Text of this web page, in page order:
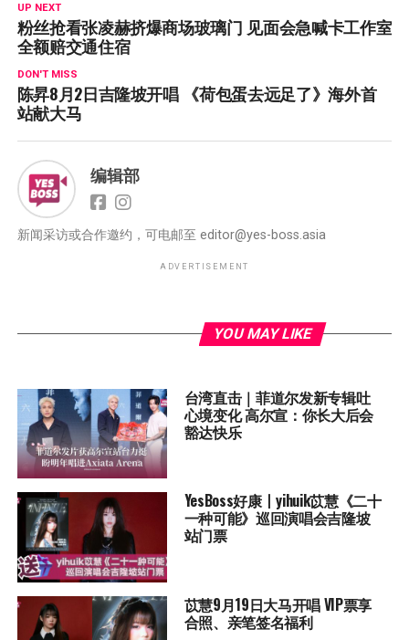
UP NEXT
粉丝抢看张凌赫挤爆商场玻璃门 见面会急喊卡工作室
全额赔交通住宿
DON'T MISS
陈昇8月2日吉隆坡开唱 《荷包蛋去远足了》海外首
站献大马
编辑部
新闻采访或合作邀约，可电邮至 editor@yes-boss.asia
ADVERTISEMENT
YOU MAY LIKE
台湾直击｜菲道尔发新专辑吐
心境变化 高尔宣：你长大后会
豁达快乐
YesBoss好康丨yihuik苡慧《二十
一种可能》巡回演唱会吉隆坡
站门票
苡慧9月19日大马开唱 VIP票享
合照、亲笔签名福利